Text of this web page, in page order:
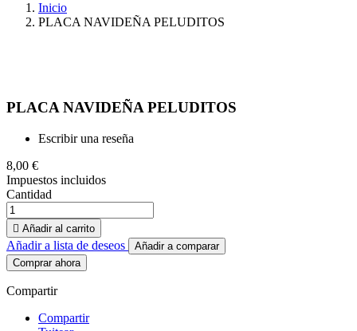
Inicio
PLACA NAVIDEÑA PELUDITOS
PLACA NAVIDEÑA PELUDITOS
Escribir una reseña
8,00 €
Impuestos incluidos
Cantidad
 Añadir al carrito
Añadir a lista de deseos
Añadir a comparar
Comprar ahora
Compartir
Compartir